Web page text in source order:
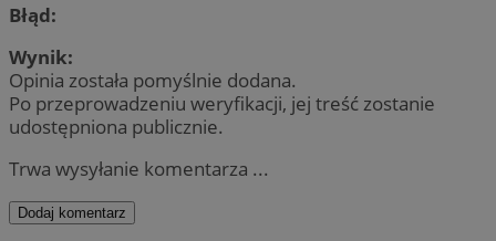
Błąd:
Wynik:
Opinia została pomyślnie dodana.
Po przeprowadzeniu weryfikacji, jej treść zostanie
udostępniona publicznie.
Trwa wysyłanie komentarza ...
Dodaj komentarz